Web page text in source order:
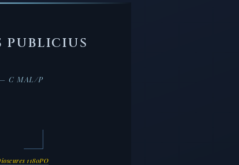
PUBLICIUS
C MAL/P
1180PO